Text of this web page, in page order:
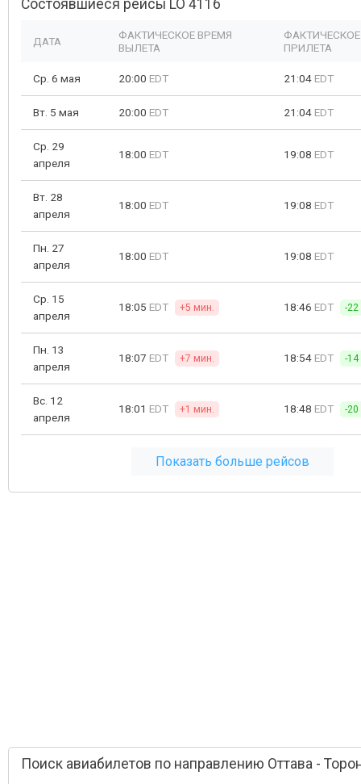
Состоявшиеся рейсы LO 4116
ДАТА
ФАКТИЧЕСКОЕ ВРЕМЯ
ВЫЛЕТА
ПРИЛЕТА
Ср. 6 мая 20:00 EDT 21:04 EDT
Вт. 5 мая 20:00 EDT 21:04 EDT
Ср. 29
апреля
18:00 EDT 19:08 EDT
Вт. 28
апреля
18:00 EDT 19:08 EDT
Пн. 27
апреля
18:00 EDT 19:08 EDT
Ср. 15
апреля
18:05 EDT +5 мин. 18:46 EDT -
Пн. 13
апреля
18:07 EDT +7 мин. 18:54 EDT -
Вс. 12
апреля
18:01 EDT +1 мин. 18:48 EDT -
Показать больше рейсов
Поиск авиабилетов по направлению Оттава -